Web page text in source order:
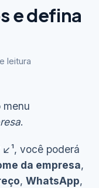
e defina
leitura
menu
.
você poderá
da empresa,
, WhatsApp,